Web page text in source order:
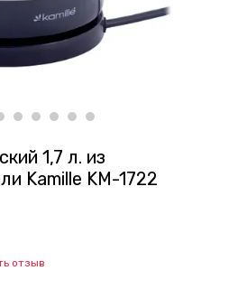
1,7 л. из
Kamille KM-1722
отзыв